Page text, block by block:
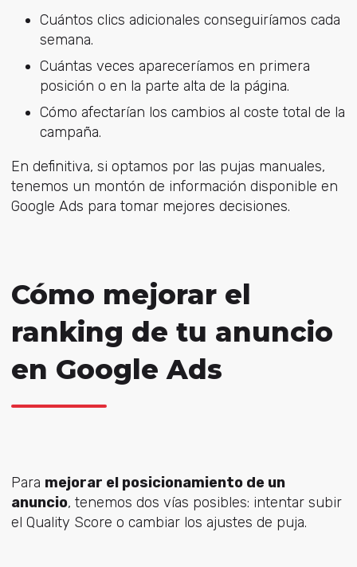
Cuántos clics adicionales conseguiríamos cada
semana.
Cuántas veces apareceríamos en primera
posición o en la parte alta de la página.
Cómo afectarían los cambios al coste total de la
campaña.
En definitiva, si optamos por las pujas manuales,
tenemos un montón de información disponible en
Google Ads para tomar mejores decisiones.
Cómo mejorar el
ranking de tu anuncio
en Google Ads
Para mejorar el posicionamiento de un
anuncio, tenemos dos vías posibles: intentar subir
el Quality Score o cambiar los ajustes de puja.